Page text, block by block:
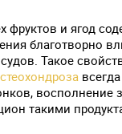
фруктов и ягод
благотворно
Такое
восполнение
такими